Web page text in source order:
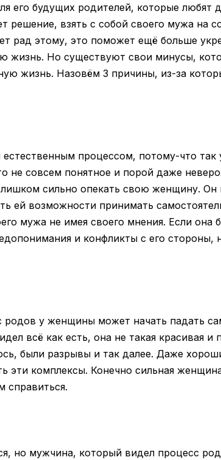
его будущих родителей, которые любят
решение, взять с собой своего мужа на
рад этому, это поможет ещё больше
жизнь. Но существуют свои минусы,
жизнь. Назовём 3 причины, из-за
процессом, потому-что так
не совсем понятное и порой даже
сильно опекать свою женщину. Он
ей возможности принимать
мужа не имея своего мнения. Если она
и конфликты с его стороны,
родов у женщины может начать падать
всё как есть, она не такая красивая и
были разрывы и так далее. Даже
эти комплексы. Конечно сильная
справиться.
но мужчина, который видел процесс